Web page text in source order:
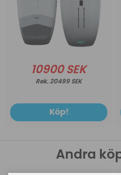
10900 SEK
20499 SEK
Köp!
Andra